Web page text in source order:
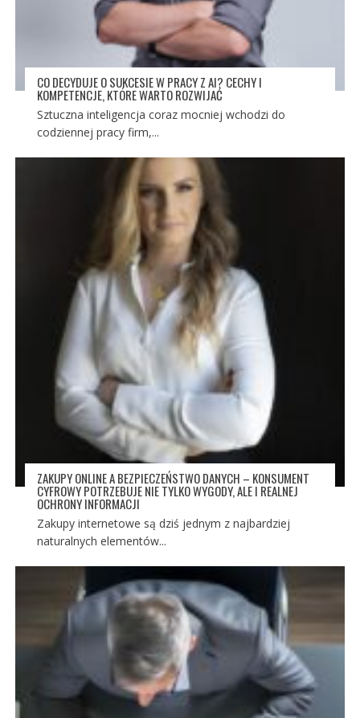
CO DECYDUJE O SUKCESIE W PRACY Z AI? CECHY I
KOMPETENCJE, KTÓRE WARTO ROZWIJAĆ
Sztuczna inteligencja coraz mocniej wchodzi do
codziennej pracy firm,...
ZAKUPY ONLINE A BEZPIECZEŃSTWO DANYCH – KONSUMENT
CYFROWY POTRZEBUJE NIE TYLKO WYGODY, ALE I REALNEJ
OCHRONY INFORMACJI
Zakupy internetowe są dziś jednym z najbardziej
naturalnych elementów...